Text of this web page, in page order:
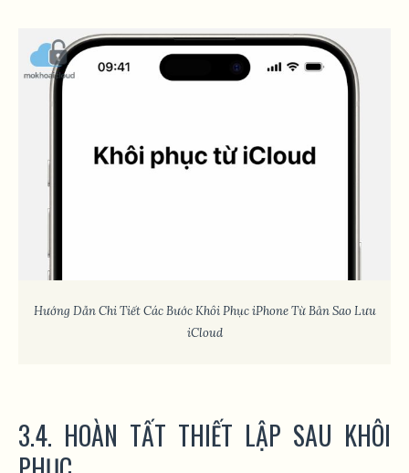
Hướng Dẫn Chi Tiết Các Bước Khôi Phục iPhone Từ Bản Sao Lưu
iCloud
3.4. HOÀN TẤT THIẾT LẬP SAU KHÔI